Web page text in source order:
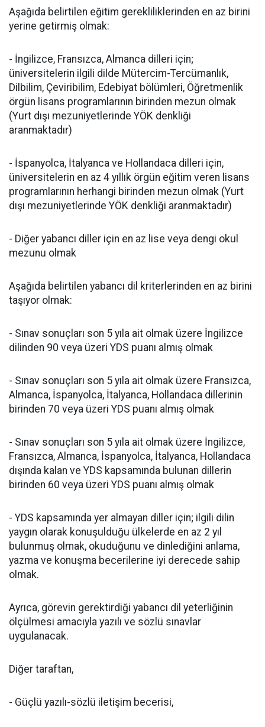
Aşağıda belirtilen eğitim gerekliliklerinden en az birini
yerine getirmiş olmak:
- İngilizce, Fransızca, Almanca dilleri için;
üniversitelerin ilgili dilde Mütercim-Tercümanlık,
Dilbilim, Çeviribilim, Edebiyat bölümleri, Öğretmenlik
örgün lisans programlarının birinden mezun olmak
(Yurt dışı mezuniyetlerinde YÖK denkliği
aranmaktadır)
- İspanyolca, İtalyanca ve Hollandaca dilleri için,
üniversitelerin en az 4 yıllık örgün eğitim veren lisans
programlarının herhangi birinden mezun olmak (Yurt
dışı mezuniyetlerinde YÖK denkliği aranmaktadır)
- Diğer yabancı diller için en az lise veya dengi okul
mezunu olmak
Aşağıda belirtilen yabancı dil kriterlerinden en az birini
taşıyor olmak:
- Sınav sonuçları son 5 yıla ait olmak üzere İngilizce
dilinden 90 veya üzeri YDS puanı almış olmak
- Sınav sonuçları son 5 yıla ait olmak üzere Fransızca,
Almanca, İspanyolca, İtalyanca, Hollandaca dillerinin
birinden 70 veya üzeri YDS puanı almış olmak
- Sınav sonuçları son 5 yıla ait olmak üzere İngilizce,
Fransızca, Almanca, İspanyolca, İtalyanca, Hollandaca
dışında kalan ve YDS kapsamında bulunan dillerin
birinden 60 veya üzeri YDS puanı almış olmak
- YDS kapsamında yer almayan diller için; ilgili dilin
yaygın olarak konuşulduğu ülkelerde en az 2 yıl
bulunmuş olmak, okuduğunu ve dinlediğini anlama,
yazma ve konuşma becerilerine iyi derecede sahip
olmak.
Ayrıca, görevin gerektirdiği yabancı dil yeterliğinin
ölçülmesi amacıyla yazılı ve sözlü sınavlar
uygulanacak.
Diğer taraftan,
- Güçlü yazılı-sözlü iletişim becerisi,